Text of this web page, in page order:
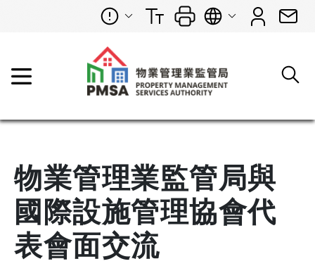
物業管理業監管局與
國際設施管理協會代
表會面交流